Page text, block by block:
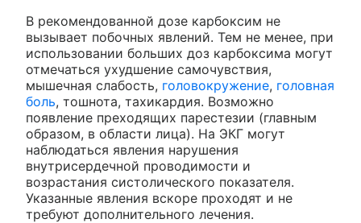
В рекомендованной дозе карбоксим не
вызывает побочных явлений. Тем не менее, при
использовании больших доз карбоксима могут
отмечаться ухудшение самочувствия,
мышечная слабость, головокружение, головная
боль, тошнота, тахикардия. Возможно
появление преходящих парестезии (главным
образом, в области лица). На ЭКГ могут
наблюдаться явления нарушения
внутрисердечной проводимости и
возрастания систолического показателя.
Указанные явления вскоре проходят и не
требуют дополнительного лечения.